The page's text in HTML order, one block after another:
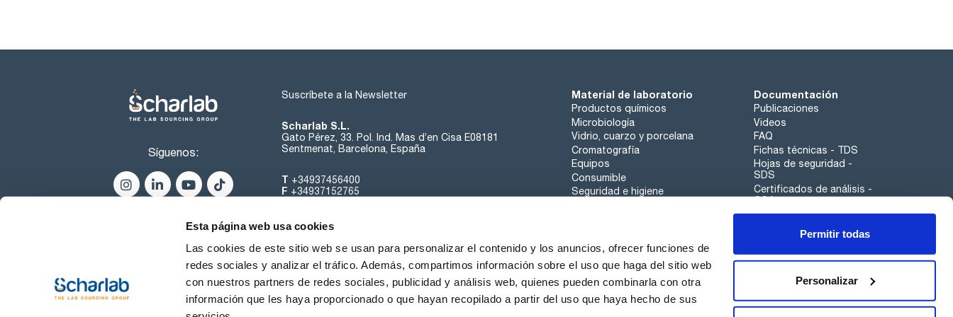
Esta página web usa cookies
Las cookies de este sitio web se usan para personalizar el contenido y los anuncios, ofrecer funciones de
redes sociales y analizar el tráfico. Además, compartimos información sobre el uso que haga del sitio web
con nuestros partners de redes sociales, publicidad y análisis web, quienes pueden combinarla con otra
información que les haya proporcionado o que hayan recopilado a partir del uso que haya hecho de sus
Permitir todas
Personalizar
Síguenos:
Suscríbete a la Newsletter
Scharlab S.L.
Gato Pérez, 33. Pol. Ind. Mas d’en Cisa E08181
Sentmenat, Barcelona, España
T +34937456400
F +34937152765
Material de laboratorio
Productos químicos
Microbiología
Vidrio, cuarzo y porcelana
Cromatografía
Equipos
Consumible
Seguridad e higiene
Documentación
Publicaciones
Videos
FAQ
Fichas técnicas - TDS
Hojas de seguridad -
SDS
Certificados de análisis -
COA
Aplicaciones
Canal de denuncias
Sobre nosotros Contacta